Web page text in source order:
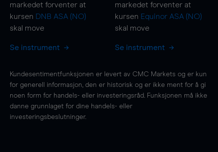
markedet forventer at
kursen DNB ASA (NO)
skal move
Se instrument
markedet forventer at
kursen Equinor ASA (NO)
skal move
Se instrument
Kundesentimentfunksjonen er levert av CMC Markets og er kun
for generell informasjon, den er historisk og er ikke ment for å gi
noen form for handels- eller investeringsråd. Funksjonen må ikke
danne grunnlaget for dine handels- eller
investeringsbeslutninger.